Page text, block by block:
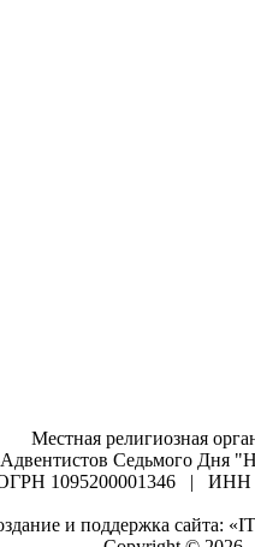
Местная религиозная
Седьмого Дня
1095200001346 | ИНН
и поддержка сайта: